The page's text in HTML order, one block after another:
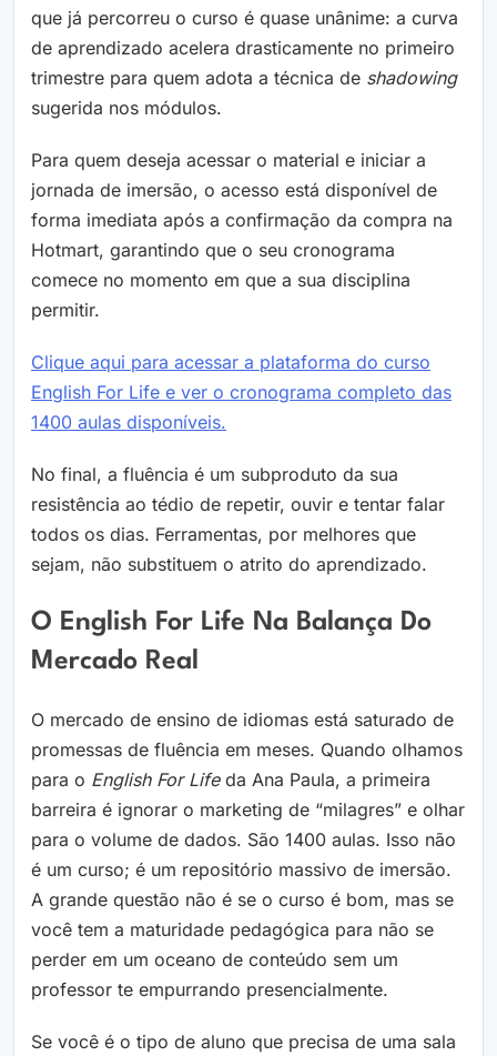
que já percorreu o curso é quase unânime: a curva
de aprendizado acelera drasticamente no primeiro
trimestre para quem adota a técnica de shadowing
sugerida nos módulos.
Para quem deseja acessar o material e iniciar a
jornada de imersão, o acesso está disponível de
forma imediata após a confirmação da compra na
Hotmart, garantindo que o seu cronograma
comece no momento em que a sua disciplina
permitir.
Clique aqui para acessar a plataforma do curso
English For Life e ver o cronograma completo das
1400 aulas disponíveis.
No final, a fluência é um subproduto da sua
resistência ao tédio de repetir, ouvir e tentar falar
todos os dias. Ferramentas, por melhores que
sejam, não substituem o atrito do aprendizado.
O English For Life Na Balança Do
Mercado Real
O mercado de ensino de idiomas está saturado de
promessas de fluência em meses. Quando olhamos
para o English For Lifeda Ana Paula, a primeira
barreira é ignorar o marketing de “milagres” e olhar
para o volume de dados. São 1400 aulas. Isso não
é um curso; é um repositório massivo de imersão.
A grande questão não é se o curso é bom, mas se
você tem a maturidade pedagógica para não se
perder em um oceano de conteúdo sem um
professor te empurrando presencialmente.
Se você é o tipo de aluno que precisa de uma sala